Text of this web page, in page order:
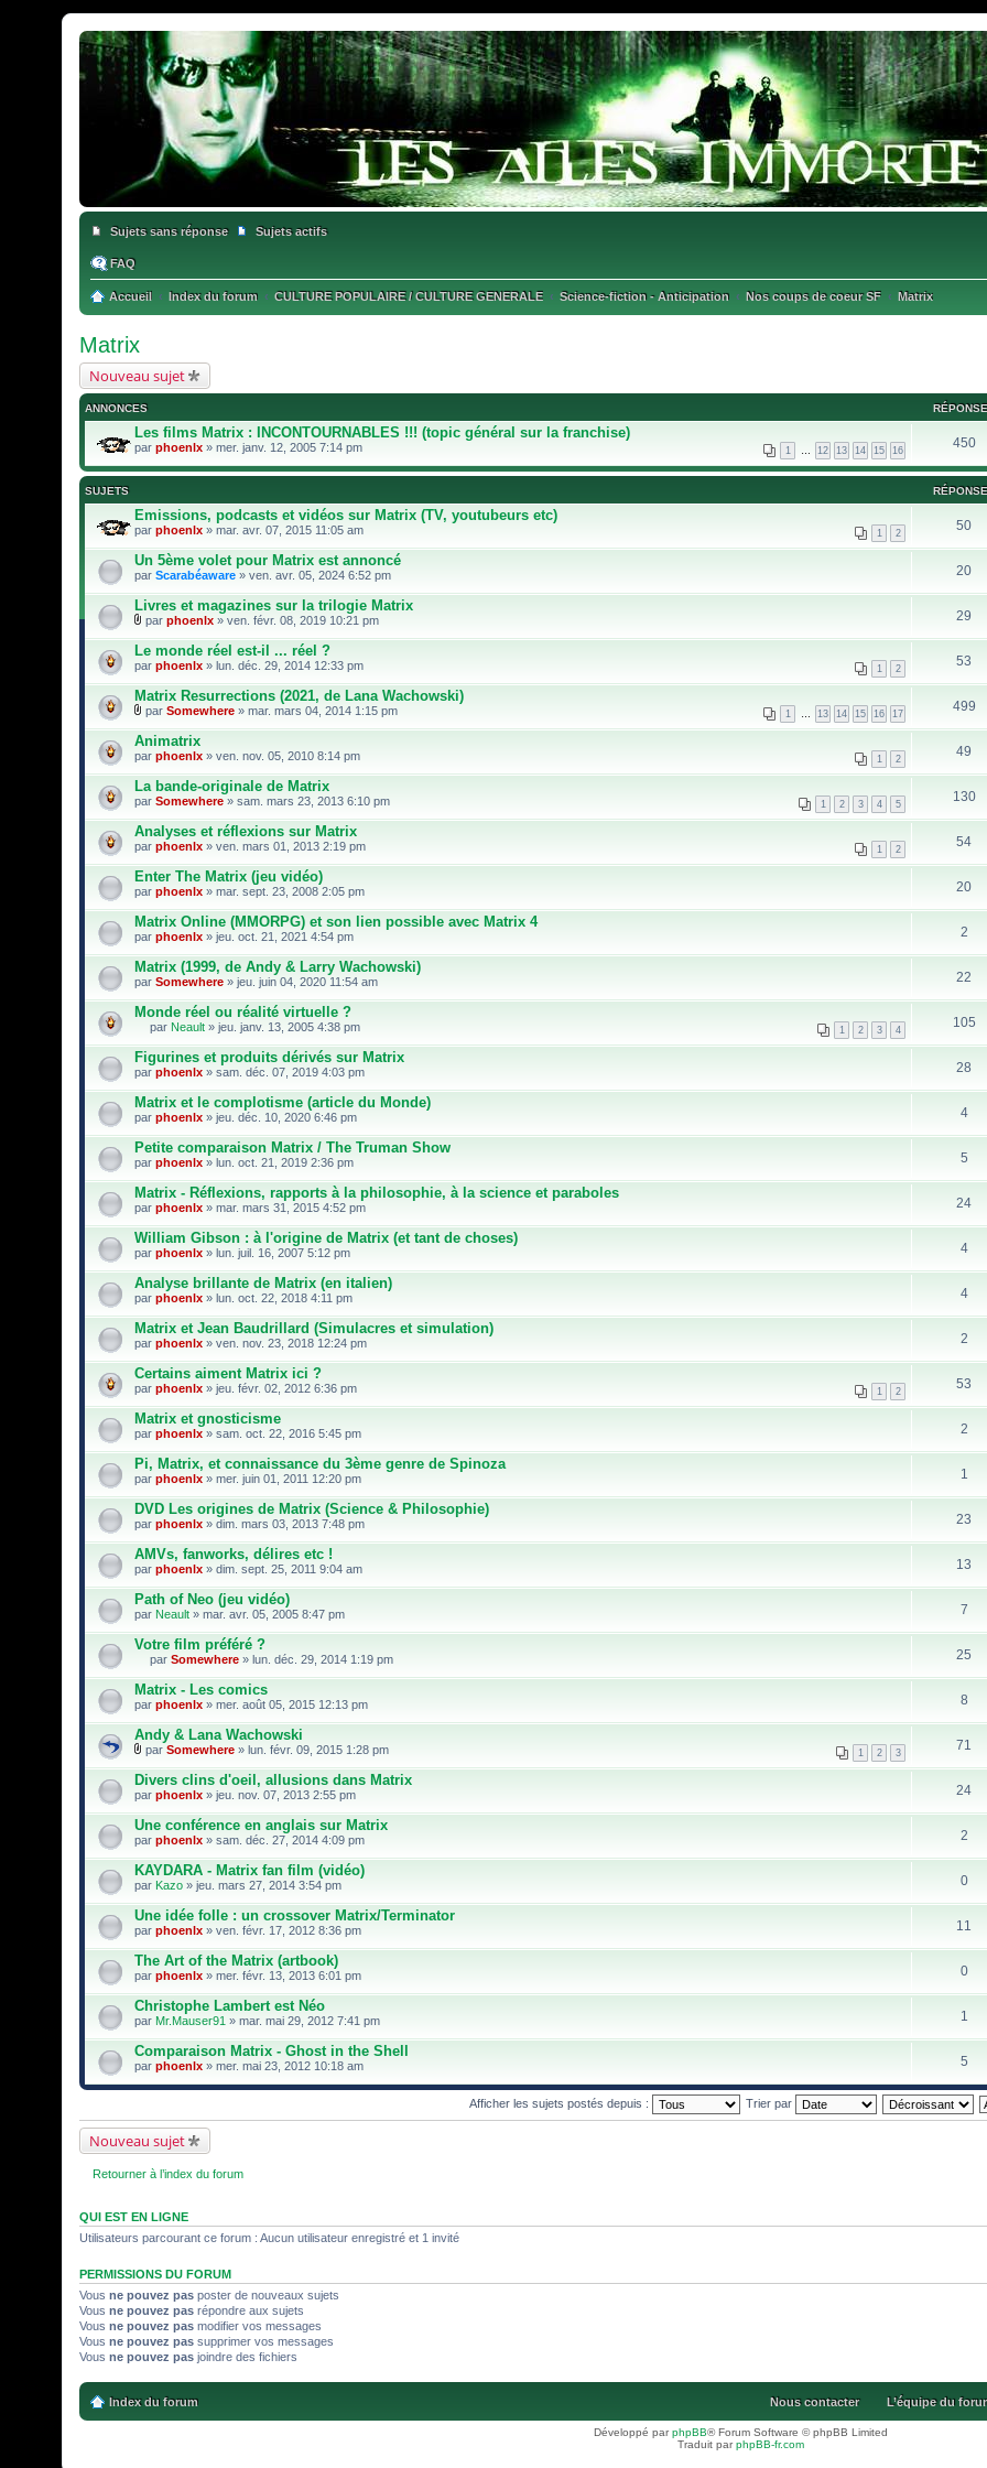
Sujets sans réponse Sujets actifs
FAQ
Accueil Index du forum CULTURE POPULAIRE / CULTURE GENERALE Science-fiction - Anticipation Nos coups de coeur SF Matrix
Matrix
Nouveau sujet
ANNONCES
Les films Matrix : INCONTOURNABLES !!! (topic général sur la franchise)
1 … 12 13 14 15 16
par phoenlx » mer. janv. 12, 2005 7:14 pm 450
SUJETS
Emissions, podcasts et vidéos sur Matrix (TV, youtubeurs etc)
1 2
par phoenlx » mar. avr. 07, 2015 11:05 am 50
Un 5ème volet pour Matrix est annoncé
par Scarabéaware » ven. avr. 05, 2024 6:52 pm 20
Livres et magazines sur la trilogie Matrix
F
i
c
h
i
e
r
s
)
j
o
i
n
t
(
s
par phoenlx » ven. févr. 08, 2019 10:21 pm 29
Le monde réel est-il ... réel ?
1 2
par phoenlx » lun. déc. 29, 2014 12:33 pm 53
Matrix Resurrections (2021, de Lana Wachowski)
1 … 13 14 15 16 17
F
i
c
h
i
e
r
s
)
j
o
i
n
t
(
s
par Somewhere » mar. mars 04, 2014 1:15 pm 499
Animatrix
1 2
par phoenlx » ven. nov. 05, 2010 8:14 pm 49
La bande-originale de Matrix
1 2 3 4 5
par Somewhere » sam. mars 23, 2013 6:10 pm 130
Analyses et réflexions sur Matrix
1 2
par phoenlx » ven. mars 01, 2013 2:19 pm 54
Enter The Matrix (jeu vidéo)
par phoenlx » mar. sept. 23, 2008 2:05 pm 20
Matrix Online (MMORPG) et son lien possible avec Matrix 4
par phoenlx » jeu. oct. 21, 2021 4:54 pm 2
Matrix (1999, de Andy & Larry Wachowski)
par Somewhere » jeu. juin 04, 2020 11:54 am 22
Monde réel ou réalité virtuelle ?
1 2 3 4
C
e
s
u
j
e
t
u
n
s
o
n
d
a
g
e
par Neault » jeu. janv. 13, 2005 4:38 pm 105
Figurines et produits dérivés sur Matrix
par phoenlx » sam. déc. 07, 2019 4:03 pm 28
Matrix et le complotisme (article du Monde)
par phoenlx » jeu. déc. 10, 2020 6:46 pm 4
Petite comparaison Matrix / The Truman Show
par phoenlx » lun. oct. 21, 2019 2:36 pm 5
Matrix - Réflexions, rapports à la philosophie, à la science et paraboles
par phoenlx » mar. mars 31, 2015 4:52 pm 24
William Gibson : à l'origine de Matrix (et tant de choses)
par phoenlx » lun. juil. 16, 2007 5:12 pm 4
Analyse brillante de Matrix (en italien)
par phoenlx » lun. oct. 22, 2018 4:11 pm 4
Matrix et Jean Baudrillard (Simulacres et simulation)
par phoenlx » ven. nov. 23, 2018 12:24 pm 2
Certains aiment Matrix ici ?
1 2
par phoenlx » jeu. févr. 02, 2012 6:36 pm 53
Matrix et gnosticisme
par phoenlx » sam. oct. 22, 2016 5:45 pm 2
Pi, Matrix, et connaissance du 3ème genre de Spinoza
par phoenlx » mer. juin 01, 2011 12:20 pm 1
DVD Les origines de Matrix (Science & Philosophie)
par phoenlx » dim. mars 03, 2013 7:48 pm 23
AMVs, fanworks, délires etc !
par phoenlx » dim. sept. 25, 2011 9:04 am 13
Path of Neo (jeu vidéo)
par Neault » mar. avr. 05, 2005 8:47 pm 7
Votre film préféré ?
C
e
s
u
j
e
t
u
n
s
o
n
d
a
g
e
par Somewhere » lun. déc. 29, 2014 1:19 pm 25
Matrix - Les comics
par phoenlx » mer. août 05, 2015 12:13 pm 8
Andy & Lana Wachowski
1 2 3
F
i
c
h
i
e
r
s
)
j
o
i
n
t
(
s
par Somewhere » lun. févr. 09, 2015 1:28 pm 71
Divers clins d'oeil, allusions dans Matrix
par phoenlx » jeu. nov. 07, 2013 2:55 pm 24
Une conférence en anglais sur Matrix
par phoenlx » sam. déc. 27, 2014 4:09 pm 2
KAYDARA - Matrix fan film (vidéo)
par Kazo » jeu. mars 27, 2014 3:54 pm 0
Une idée folle : un crossover Matrix/Terminator
par phoenlx » ven. févr. 17, 2012 8:36 pm 11
The Art of the Matrix (artbook)
par phoenlx » mer. févr. 13, 2013 6:01 pm 0
Christophe Lambert est Néo
par Mr.Mauser91 » mar. mai 29, 2012 7:41 pm 1
Comparaison Matrix - Ghost in the Shell
par phoenlx » mer. mai 23, 2012 10:18 am 5
Afficher les sujets postés depuis : Trier par
Nouveau sujet
Retourner à l’index du forum
QUI EST EN LIGNE
Utilisateurs parcourant ce forum : Aucun utilisateur enregistré et 1 invité
PERMISSIONS DU FORUM
Vous ne pouvez pas poster de nouveaux sujets
Vous ne pouvez pas répondre aux sujets
Vous ne pouvez pas modifier vos messages
Vous ne pouvez pas supprimer vos messages
Vous ne pouvez pas joindre des fichiers
Index du forum L’équipe du
Nous contacter
Développé parphpBB® Forum Software © phpBB Limited
Traduit parphpBB-fr.com